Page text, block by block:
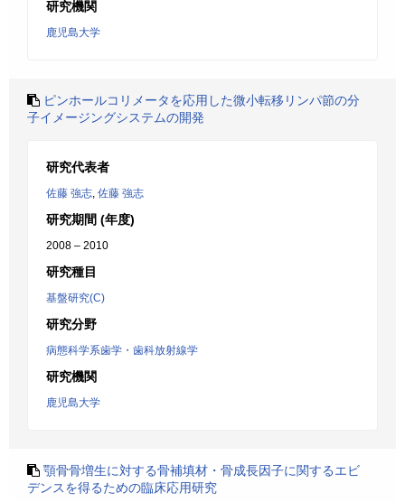
研究機関
鹿児島大学
ピンホールコリメータを応用した微小転移リンパ節の分
子イメージングシステムの開発
研究代表者
佐藤 強志, 佐藤 強志
研究期間 (年度)
2008 – 2010
研究種目
基盤研究(C)
研究分野
病態科学系歯学・歯科放射線学
研究機関
鹿児島大学
顎骨骨増生に対する骨補填材・骨成長因子に関するエビ
デンスを得るための臨床応用研究